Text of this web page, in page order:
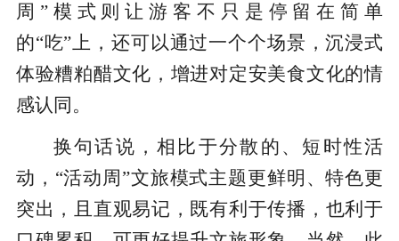
周”模式则让游客不只是停留在简单
的“吃”上，还可以通过一个个场景，沉浸式
体验糟粕醋文化，增进对定安美食文化的情
感认同。
换句话说，相比于分散的、短时性活
动，“活动周”文旅模式主题更鲜明、特色更
突出，且直观易记，既有利于传播，也利于